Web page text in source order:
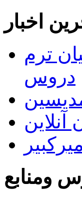
اخبار
ترم
دروس
آنلاین
ومنابع